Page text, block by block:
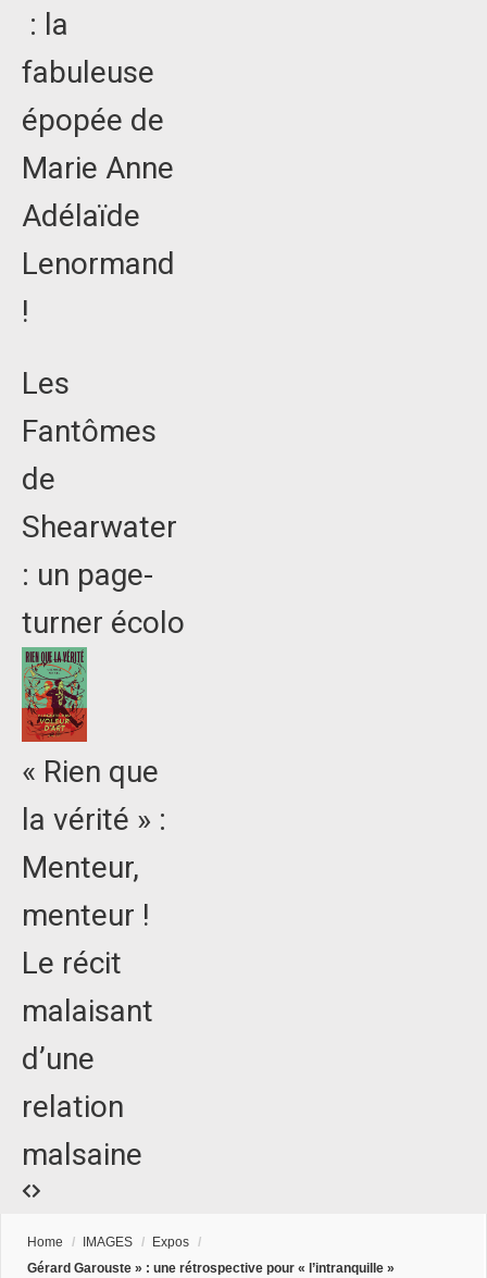
: la
fabuleuse
épopée de
Marie Anne
Adélaïde
Lenormand
!
Les
Fantômes
de
Shearwater
: un page-
turner écolo
« Rien que
la vérité » :
Menteur,
menteur !
Le récit
malaisant
d’une
relation
malsaine
Home / IMAGES / Expos /
Gérard Garouste » : une rétrospective pour « l’intranquille »